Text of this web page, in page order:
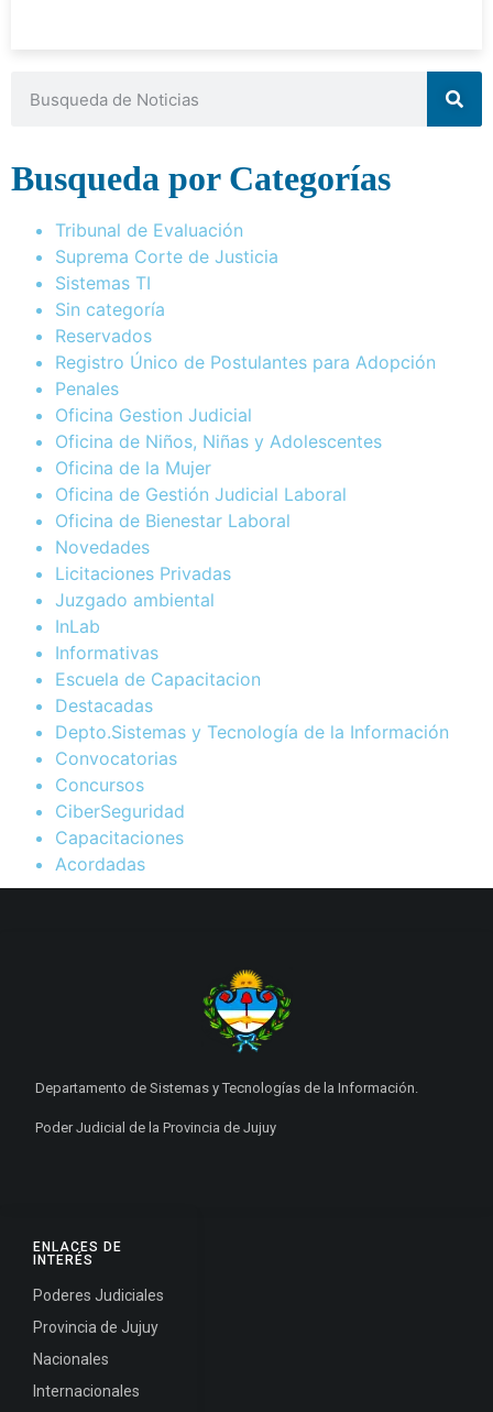
Busqueda por Categorías
Tribunal de Evaluación
Suprema Corte de Justicia
Sistemas TI
Sin categoría
Reservados
Registro Único de Postulantes para Adopción
Penales
Oficina Gestion Judicial
Oficina de Niños, Niñas y Adolescentes
Oficina de la Mujer
Oficina de Gestión Judicial Laboral
Oficina de Bienestar Laboral
Novedades
Licitaciones Privadas
Juzgado ambiental
InLab
Informativas
Escuela de Capacitacion
Destacadas
Depto.Sistemas y Tecnología de la Información
Convocatorias
Concursos
CiberSeguridad
Capacitaciones
Acordadas
ENLACES DE
INTERÉS
Poderes Judiciales
Provincia de Jujuy
Nacionales
Internacionales
Departamento de Sistemas y Tecnologías de la Información.
Poder Judicial de la Provincia de Jujuy